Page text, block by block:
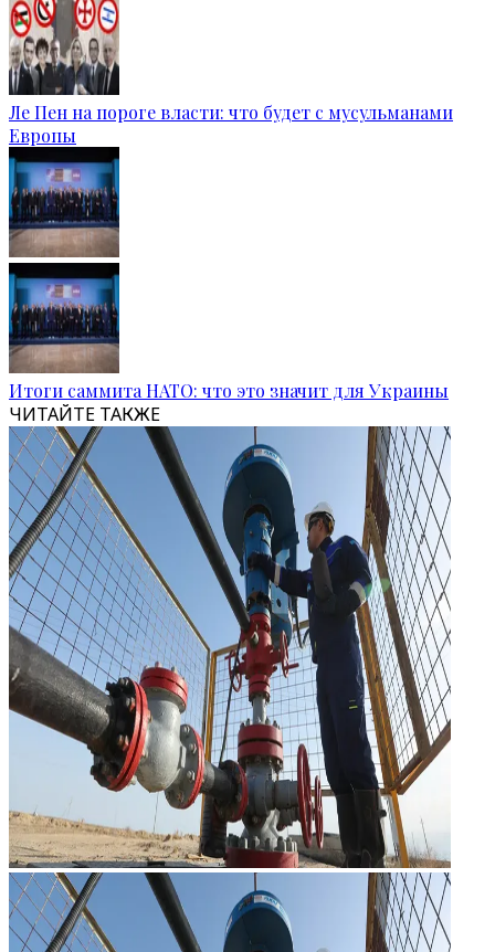
Ле Пен на пороге власти: что будет с мусульманами
Европы
Итоги саммита НАТО: что это значит для Украины
ЧИТАЙТЕ ТАКЖЕ